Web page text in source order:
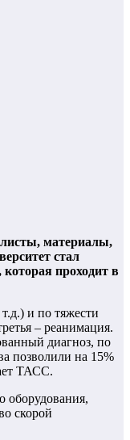
материалы,
стал
проходит в
и по тяжести
– реанимация.
диагноз, по
позволили на 15%
ТАСС.
оборудования,
скорой